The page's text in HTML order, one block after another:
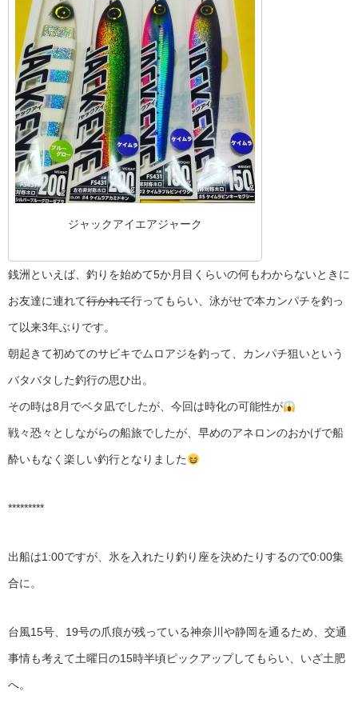
ジャックアイエアジャーク
銭洲といえば、釣りを始めて5か月目くらいの何もわからないときに
お友達に連れて行かれて行ってもらい、泳がせで本カンパチを釣っ
て以来3年ぶりです。
朝起きて初めてのサビキでムロアジを釣って、カンパチ狙いという
バタバタした釣行の思ひ出。
その時は8月でベタ凪でしたが、今回は時化の可能性が
戦々恐々としながらの船旅でしたが、早めのアネロンのおかげで船
酔いもなく楽しい釣行となりました
*********
出船は1:00ですが、氷を入れたり釣り座を決めたりするので0:00集
合に。
台風15号、19号の爪痕が残っている神奈川や静岡を通るため、交通
事情も考えて土曜日の15時半頃ピックアップしてもらい、いざ土肥
へ。